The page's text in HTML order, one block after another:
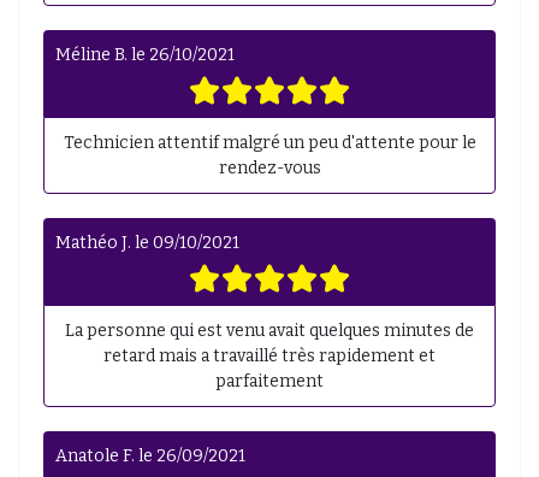
Méline B. le 26/10/2021
Technicien attentif malgré un peu d'attente pour le
rendez-vous
Mathéo J. le 09/10/2021
La personne qui est venu avait quelques minutes de
retard mais a travaillé très rapidement et
parfaitement
Anatole F. le 26/09/2021